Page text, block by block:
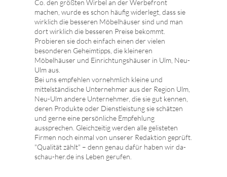
Co. den größten Wirbel an der Werbefront
machen, wurde es schon häufig widerlegt, dass sie
wirklich die besseren Möbelhäuser sind und man
dort wirklich die besseren Preise bekommt.
Probieren sie doch einfach einen der vielen
besonderen Geheimtipps, die kleineren
Möbelhäuser und Einrichtungshäuser in Ulm, Neu-
Ulm aus.
Bei uns empfehlen vornehmlich kleine und
mittelständische Unternehmer aus der Region Ulm,
Neu-Ulm andere Unternehmer, die sie gut kennen,
deren Produkte oder Dienstleistung sie schätzen
und gerne eine persönliche Empfehlung
aussprechen. Gleichzeitig werden alle gelisteten
Firmen noch einmal von unserer Redaktion geprüft.
"Qualität zählt" – denn genau dafür haben wir da-
schau-her.de ins Leben gerufen.